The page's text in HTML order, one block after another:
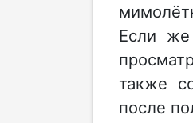
Если
также
после